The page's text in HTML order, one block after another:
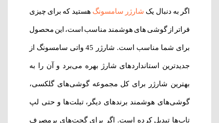
اگر به دنبال یک شارژر سامسونگ هستید که برای چیزی
فراتر از گوشی های هوشمند مناسب است، این محصول
برای شما مناسب است. شارژر 45 واتی سامسونگ از
جدیدترین استانداردهای شارژ بهره می‌برد و آن را به
بهترین شارژر برای کل مجموعه گوشی‌های گلکسی،
گوشی‌های هوشمند برندهای دیگر، تبلت‌ها و حتی لپ
تاپ‌ها تبدیل کرده است. اگر برای گجت‌های پرمصرف